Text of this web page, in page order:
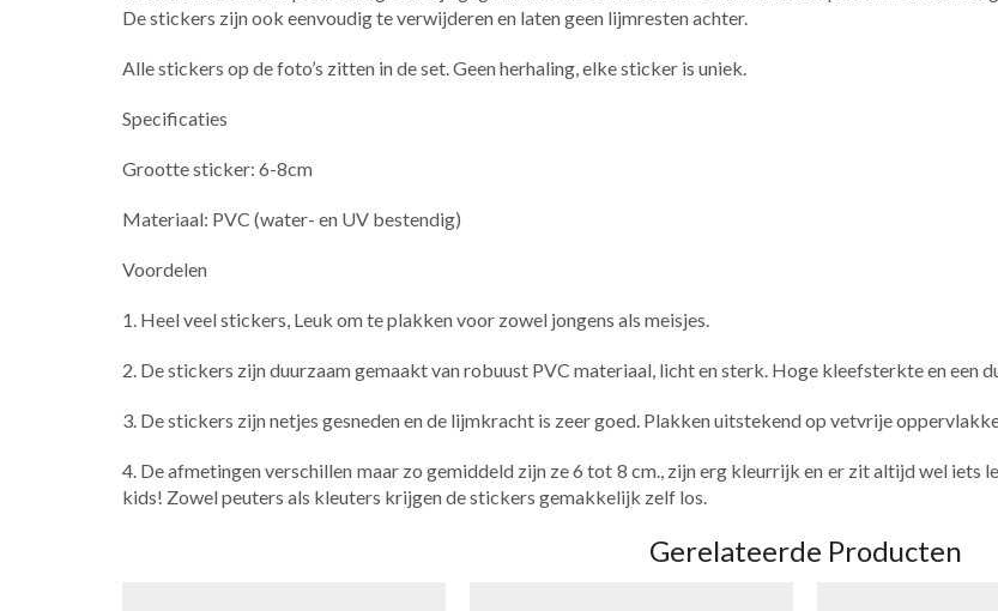
De stickers zijn ook eenvoudig te verwijderen en laten geen lijmresten achter.
Alle stickers op de foto’s zitten in de set. ​Geen herhaling, elke sticker is uniek.
Specificaties
Grootte sticker: 6-8cm
Materiaal: PVC (water- en UV bestendig)
Voordelen
1. Heel veel stickers, Leuk om te plakken voor zowel jongens als meisjes.
2. De stickers zijn duurzaam gemaakt van robuust PVC materiaal, licht en sterk. Hoge kleefsterkte en een
3. De stickers zijn netjes gesneden en de lijmkracht is zeer goed. Plakken uitstekend op vetvrije
4. De afmetingen verschillen maar zo gemiddeld zijn ze 6 tot 8 cm., zijn erg kleurrijk en er zit altijd wel iets
kids! Zowel peuters als kleuters krijgen de stickers gemakkelijk zelf los.
Gerelateerde Producten